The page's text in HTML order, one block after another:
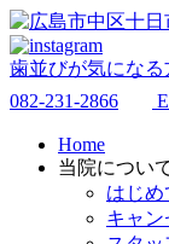
歯並びが気になる
082-231-2866
Home
当院につい
はじ
キャン